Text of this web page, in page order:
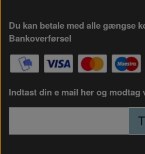
Du kan betale med alle gængse
Bankoverførsel
Indtast din e mail her og modtag